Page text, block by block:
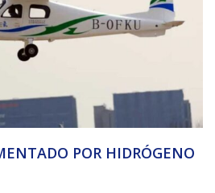
POR HIDRÓGENO